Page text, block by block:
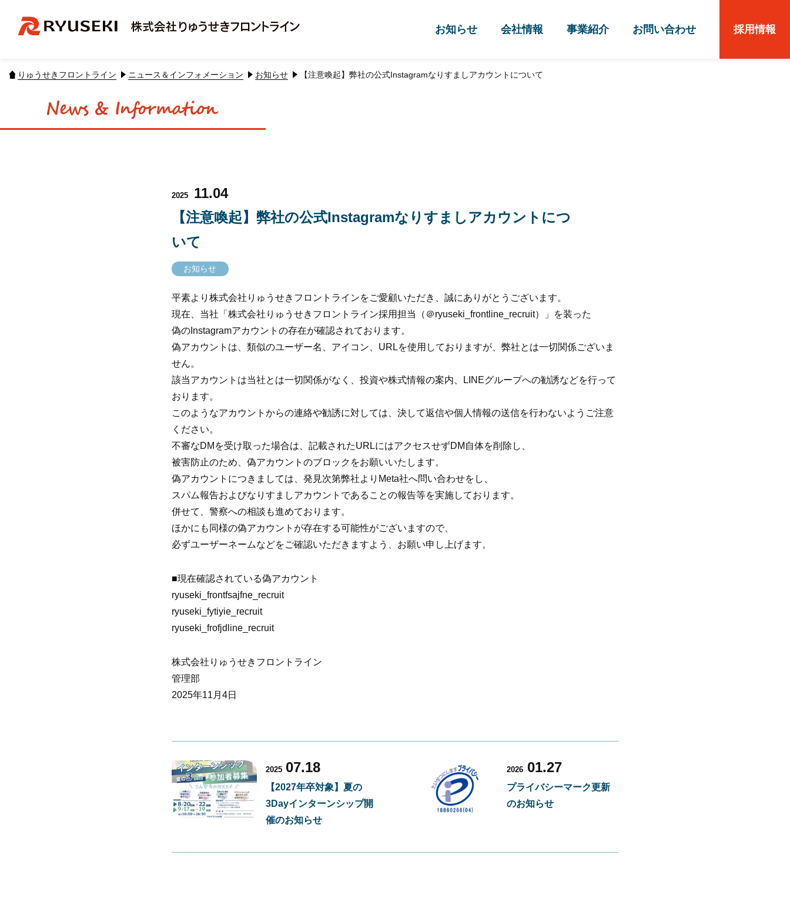
お知らせ 会社情報 事業紹介 お問い合わせ 採用情報
りゅうせきフロントライン ニュース＆インフォメーション お知らせ 【注意喚起】弊社の公式Instagramなりすましアカウントについて
2025
11.04
【注意喚起】弊社の公式Instagramなりすましアカウントにつ
いて
お知らせ
平素より株式会社りゅうせきフロントラインをご愛顧いただき、誠にありがとうございます。
現在、当社「株式会社りゅうせきフロントライン採用担当（＠ryuseki_frontline_recruit）」を装った
偽のInstagramアカウントの存在が確認されております。
偽アカウントは、類似のユーザー名、アイコン、URLを使用しておりますが、弊社とは一切関係ございま
せん。
該当アカウントは当社とは一切関係がなく、投資や株式情報の案内、LINEグループへの勧誘などを行って
おります。
このようなアカウントからの連絡や勧誘に対しては、決して返信や個人情報の送信を行わないようご注意
ください。
不審なDMを受け取った場合は、記載されたURLにはアクセスせずDM自体を削除し、
被害防止のため、偽アカウントのブロックをお願いいたします。
偽アカウントにつきましては、発見次第弊社よりMeta社へ問い合わせをし、
スパム報告およびなりすましアカウントであることの報告等を実施しております。
併せて、警察への相談も進めております。
ほかにも同様の偽アカウントが存在する可能性がございますので、
必ずユーザーネームなどをご確認いただきますよう、お願い申し上げます。
■現在確認されている偽アカウント
ryuseki_frontfsajfne_recruit
ryuseki_fytiyie_recruit
ryuseki_frofjdline_recruit
株式会社りゅうせきフロントライン
管理部
2025年11月4日
2025 07.18
【2027年卒対象】夏の
3Dayインターンシップ開
催のお知らせ
2026 01.27
プライバシーマーク更新
のお知らせ